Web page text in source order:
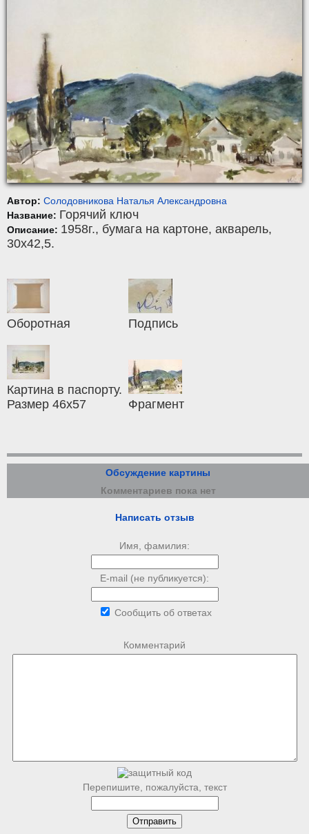
Автор: Солодовникова Наталья Александровна
Название: Горячий ключ
Описание: 1958г., бумага на картоне, акварель,
30x42,5.
Оборотная Подпись
Картина в паспорту.
Размер 46х57
Фрагмент
Обсуждение картины
Комментариев пока нет
Написать отзыв
Имя, фамилия:
E-mail (не публикуется):
Сообщить об ответах
Комментарий
Перепишите, пожалуйста, текст